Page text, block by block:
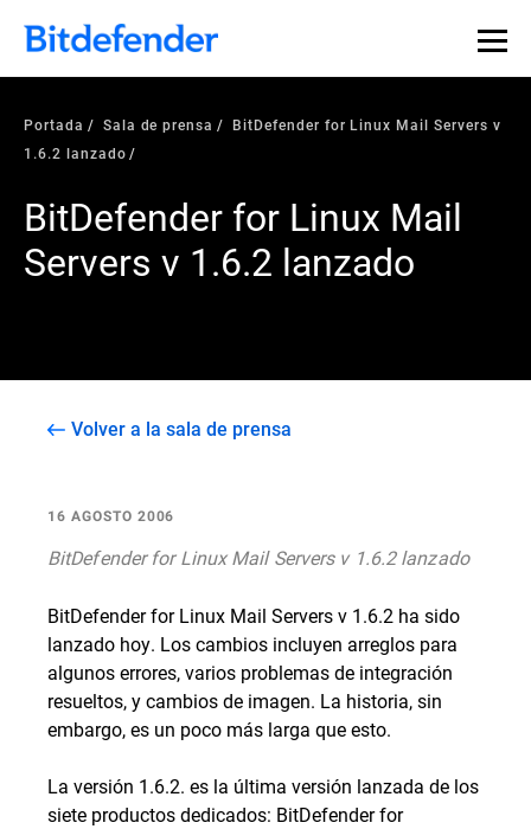
Portada Sala de prensa
BitDefender for Linux Mail Servers v
1.6.2 lanzado
BitDefender for Linux Mail
Servers v 1.6.2 lanzado
Volver a la sala de prensa
16 AGOSTO 2006
BitDefender for Linux Mail Servers v 1.6.2 lanzado
BitDefender for Linux Mail Servers v 1.6.2 ha sido
lanzado hoy. Los cambios incluyen arreglos para
algunos errores, varios problemas de integración
resueltos, y cambios de imagen. La historia, sin
embargo, es un poco más larga que esto.
La versión 1.6.2. es la última versión lanzada de los
siete productos dedicados: BitDefender for